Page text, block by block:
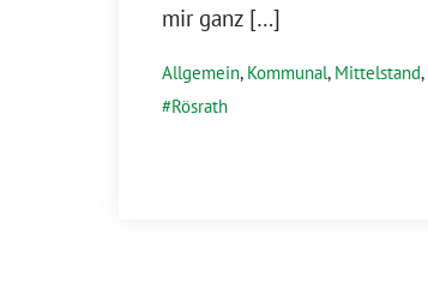
mir ganz […]
Allgemein, Kommunal, Mittelstand,
Rösrath